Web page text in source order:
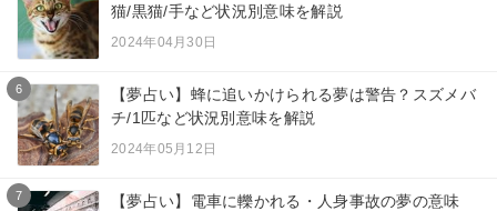
猫/黒猫/手など状況別意味を解説
2024年04月30日
6
【夢占い】蜂に追いかけられる夢は警告？スズメバ
チ/1匹など状況別意味を解説
2024年05月12日
7
【夢占い】電車に轢かれる・人身事故の夢の意味